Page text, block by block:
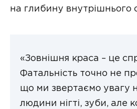
на глибину внутрішнього
«Зовнішня краса – це
Фатальність точно не
що ми звертаємо увагу
людини нігті, зуби, але